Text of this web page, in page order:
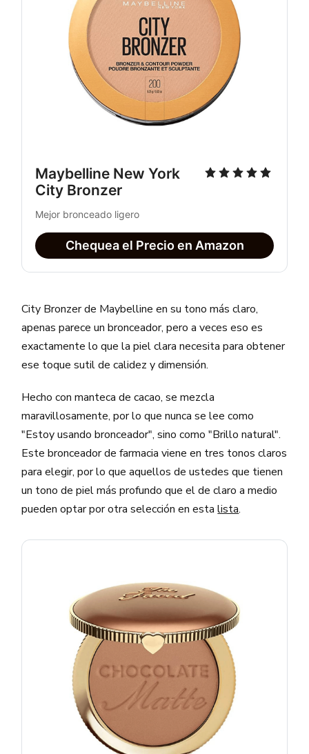
Maybelline New York
City Bronzer
Mejor bronceado ligero
Chequea el Precio en Amazon
City Bronzer de Maybelline en su tono más claro,
apenas parece un bronceador, pero a veces eso es
exactamente lo que la piel clara necesita para obtener
ese toque sutil de calidez y dimensión.
Hecho con manteca de cacao, se mezcla
maravillosamente, por lo que nunca se lee como
"Estoy usando bronceador", sino como "Brillo natural".
Este bronceador de farmacia viene en tres tonos claros
para elegir, por lo que aquellos de ustedes que tienen
un tono de piel más profundo que el de claro a medio
pueden optar por otra selección en estalista.